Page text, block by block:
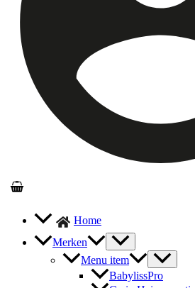
Home
Merken
Menu item
BabylissPro